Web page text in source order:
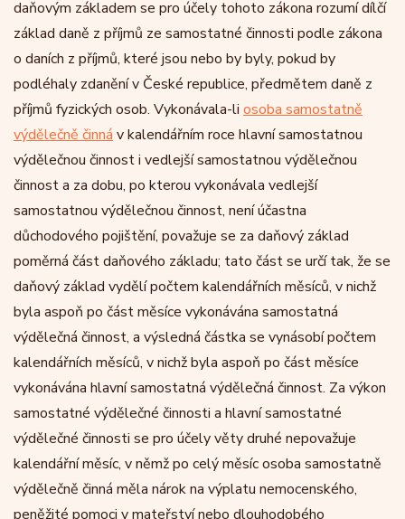
daňovým základem se pro účely tohoto zákona rozumí dílčí
základ daně z příjmů ze samostatné činnosti podle zákona
o daních z příjmů, které jsou nebo by byly, pokud by
podléhaly zdanění v České republice, předmětem daně z
příjmů fyzických osob. Vykonávala-li osoba samostatně
výdělečně činná v kalendářním roce hlavní samostatnou
výdělečnou činnost i vedlejší samostatnou výdělečnou
činnost a za dobu, po kterou vykonávala vedlejší
samostatnou výdělečnou činnost, není účastna
důchodového pojištění, považuje se za daňový základ
poměrná část daňového základu; tato část se určí tak, že se
daňový základ vydělí počtem kalendářních měsíců, v nichž
byla aspoň po část měsíce vykonávána samostatná
výdělečná činnost, a výsledná částka se vynásobí počtem
kalendářních měsíců, v nichž byla aspoň po část měsíce
vykonávána hlavní samostatná výdělečná činnost. Za výkon
samostatné výdělečné činnosti a hlavní samostatné
výdělečné činnosti se pro účely věty druhé nepovažuje
kalendářní měsíc, v němž po celý měsíc osoba samostatně
výdělečně činná měla nárok na výplatu nemocenského,
peněžité pomoci v mateřství nebo dlouhodobého